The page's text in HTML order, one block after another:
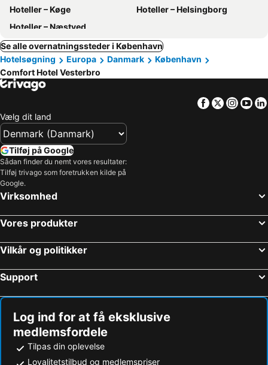
Hoteller – Køge
Hoteller – Helsingborg
Hoteller – Næstved
Se alle overnatningssteder i København
Hotelsøgning
Europa Danmark
København
Comfort Hotel Vesterbro
Facebook
Twitter
Vælg dit land
Tilføj på Google
Sådan finder du nemt vores resultater:
Tilføj trivago som foretrukken kilde på
Google.
Virksomhed
Vores produkter
Vilkår og politikker
Support
Log ind for at få eksklusive
medlemsfordele
Tilpas din oplevelse
Loyalitetstilbud og medlemspriser